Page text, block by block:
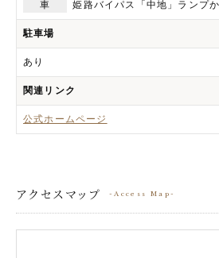
車 姫路バイパス「中地」ランプ
駐車場
あり
関連リンク
公式ホームページ
アクセスマップ Access Map